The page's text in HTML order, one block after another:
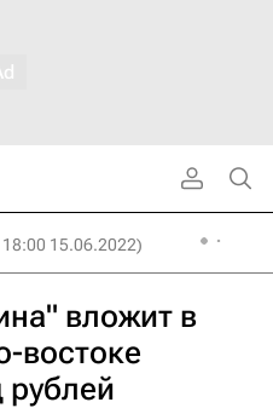
15.06.2022)
вложит в
востоке